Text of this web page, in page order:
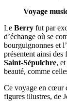
Voyage
Le Berry fut par
d’échange où se
bourguignonnes et
présentent ainsi
Saint-Sépulchre,
beauté, comme
Ce voyage en cœur
figures illustres, de